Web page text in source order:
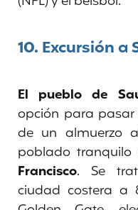
10. Excursión a
El pueblo de
opción para
de un almuerzo
poblado tranquilo
Francisco. Se
ciudad costera a